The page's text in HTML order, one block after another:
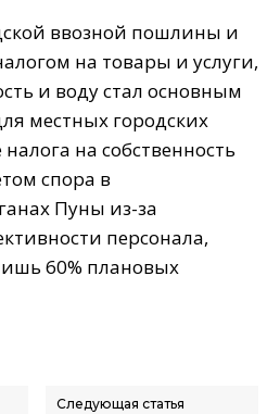
ввозной пошлины и
на товары и услуги,
и воду стал основным
местных городских
на собственность
спора в
Пуны из-за
персонала,
60% плановых
Следующая статья